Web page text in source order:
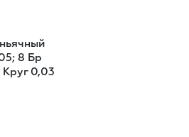
8 Бр
Круг 0,03